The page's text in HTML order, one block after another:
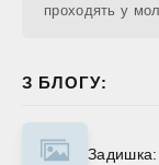
проходять у
З БЛОГУ: